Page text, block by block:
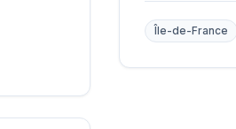
Île-de-France